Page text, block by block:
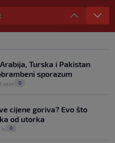
na more, a zaboravila
iskaznicu". Kakva su prava
izvan mjesta prebivališta?
1
priča budu oni koji pomažu,
su pobijedili nekoga"
2
Turska i Pakistan
sporazum
min 0
cijene goriva? Evo što
od utorka
h 0